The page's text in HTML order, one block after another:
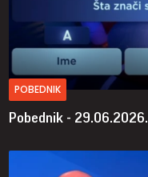
POBEDNIK
Pobednik - 29.06.2026.